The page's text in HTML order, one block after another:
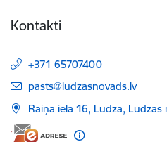
Kontakti
+371 65707400
E-pasts:
pasts@ludzasnovads.lv
Raiņa iela 16, Ludza, Ludzas